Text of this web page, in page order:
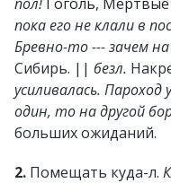
пока его не клали в
Бревно-то --- зачем
Сибирь. || безл.
усиливалась.
один, то на другой
больших ожиданий.
2. Помещать куда-л.